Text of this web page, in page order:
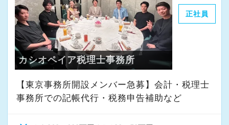
正社員
カシオペイア税理士事務所
【東京事務所開設メンバー急募】会計・税理士
事務所での記帳代行・税務申告補助など